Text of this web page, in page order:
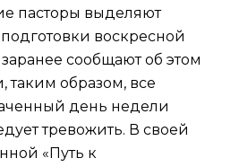
пасторы выделяют
воскресной
сообщают об этом
таким образом, все
день недели
тревожить. В своей
«Путь к